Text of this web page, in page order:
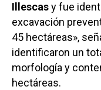
Illescasy fue
excavación
45 hectáreas»,
identificaron un
morfología y
hectáreas.